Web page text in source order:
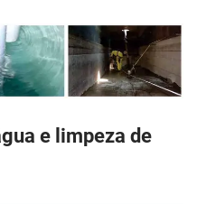
e limpeza de